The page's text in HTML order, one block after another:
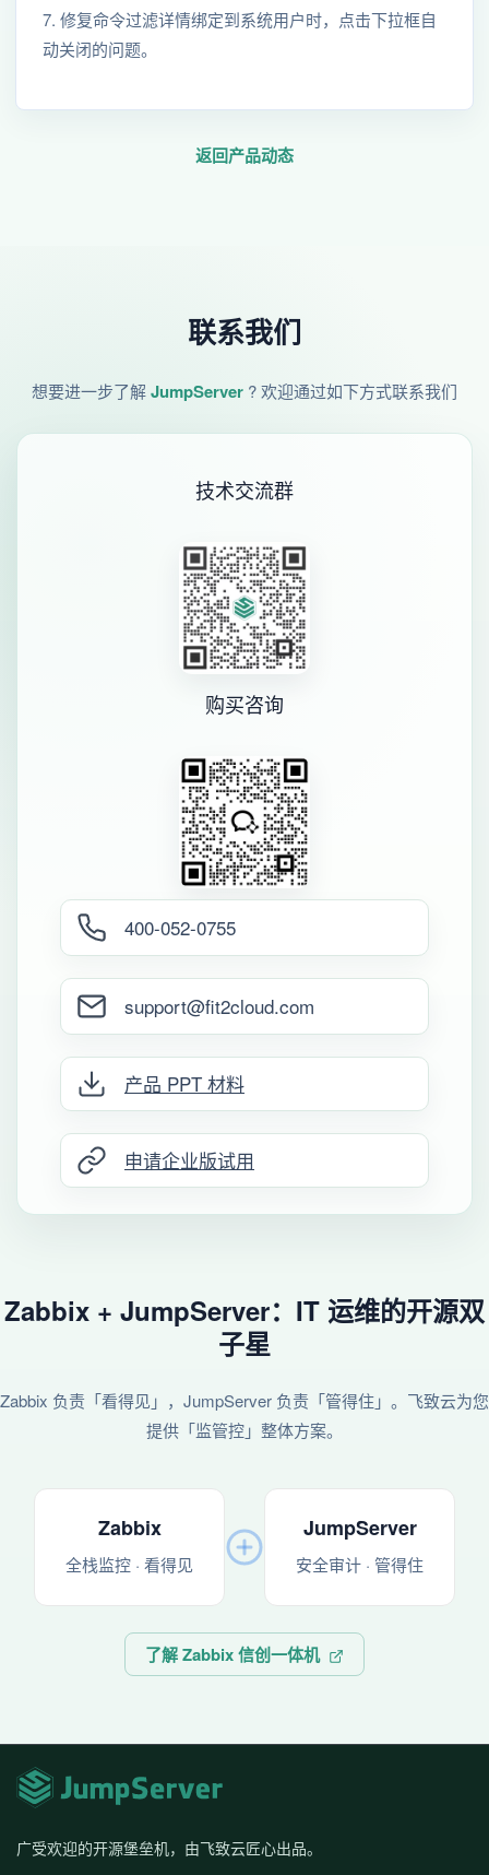
7. 修复命令过滤详情绑定到系统用户时，点击下拉框自
动关闭的问题。
返回产品动态
联系我们
想要进一步了解JumpServer ? 欢迎通过如下方式联系我们
技术交流群
购买咨询
400-052-0755
support@fit2cloud.com
产品 PPT 材料
申请企业版试用
Zabbix + JumpServer：IT 运维的开源双
子星
Zabbix 负责「看得见」，JumpServer 负责「管得住」。飞致云为您
提供「监管控」整体方案。
Zabbix
全栈监控 · 看得见
JumpServer
安全审计 · 管得住
了解 Zabbix 信创一体机
广受欢迎的开源堡垒机，由飞致云匠心出品。